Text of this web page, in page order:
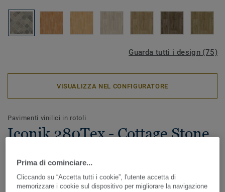
Guarda tutti i design (75)
VISUALIZZA NEL CONFIGURATORE
Pavimenti vinilici in rotoli
Iconik 280Tex - Cottage Stone
ICONIK 280Tex è il pavimento vinilico in rotoli ideale in
caso di lavori di ristrutturazione. Lo speciale supporto
Prima di cominciare...
Cliccando su “Accetta tutti i cookie”, l'utente accetta di
memorizzare i cookie sul dispositivo per migliorare la navigazione